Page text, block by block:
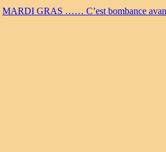
MARDI GRAS …… C’est bombance